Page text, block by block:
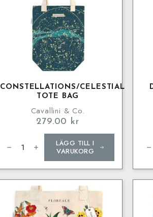
CONSTELLATIONS/CELESTIAL
TOTE BAG
Cavallini & Co.
279.00 kr
Constellations/Celestial
Bag
LÄGG TILL I
VARUKORG
Bag